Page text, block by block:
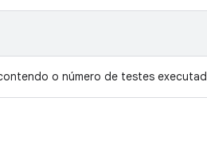
o número de testes